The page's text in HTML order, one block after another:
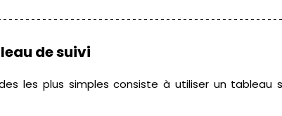
de suivi
les plus simples consiste à utiliser un tableau